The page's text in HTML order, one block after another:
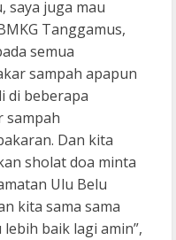
saya juga mau
Tanggamus,
semua
sampah apapun
di beberapa
sampah
Dan kita
sholat doa minta
Ulu Belu
kita sama sama
baik lagi amin”,